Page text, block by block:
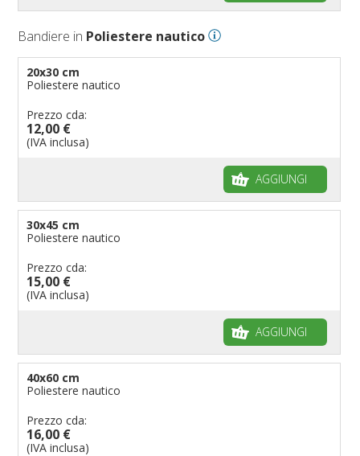
Bandiere in Poliestere nautico
20x30 cm
Poliestere nautico
Prezzo cda:
12,00 €
(IVA inclusa)
AGGIUNGI
30x45 cm
Poliestere nautico
Prezzo cda:
15,00 €
(IVA inclusa)
AGGIUNGI
40x60 cm
Poliestere nautico
Prezzo cda:
16,00 €
(IVA inclusa)